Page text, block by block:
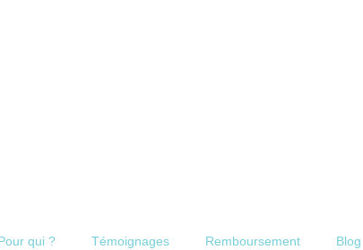
qui ? Témoignages Remboursement Blog